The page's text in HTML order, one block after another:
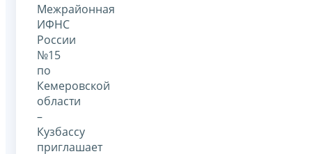
Межрайонная
ИФНС
России
№15
по
Кемеровской
области
–
Кузбассу
приглашает